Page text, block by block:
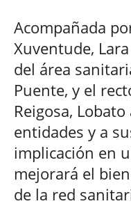
Acompañada
Xuventude,
del área
Puente, y el
Reigosa,
entidades y a
implicación en
mejorará el
de la red